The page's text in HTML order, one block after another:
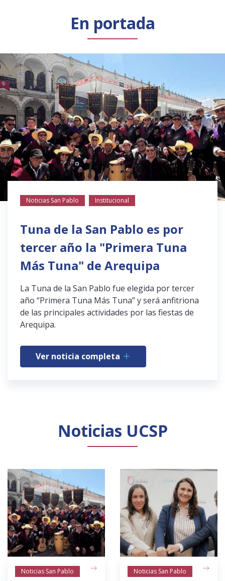
En portada
Noticias San Pablo Institucional
Tuna de la San Pablo es por
tercer año la "Primera Tuna
Más Tuna" de Arequipa
La Tuna de la San Pablo fue elegida por tercer
año “Primera Tuna Más Tuna” y será anfitriona
de las principales actividades por las fiestas de
Arequipa.
Ver noticia completa
Noticias UCSP
Noticias San Pablo
Noticias San Pablo